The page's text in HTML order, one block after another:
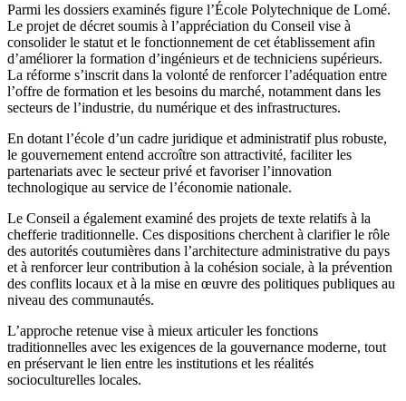
Parmi les dossiers examinés figure l’École Polytechnique de Lomé.
Le projet de décret soumis à l’appréciation du Conseil vise à
consolider le statut et le fonctionnement de cet établissement afin
d’améliorer la formation d’ingénieurs et de techniciens supérieurs.
La réforme s’inscrit dans la volonté de renforcer l’adéquation entre
l’offre de formation et les besoins du marché, notamment dans les
secteurs de l’industrie, du numérique et des infrastructures.
En dotant l’école d’un cadre juridique et administratif plus robuste,
le gouvernement entend accroître son attractivité, faciliter les
partenariats avec le secteur privé et favoriser l’innovation
technologique au service de l’économie nationale.
Le Conseil a également examiné des projets de texte relatifs à la
chefferie traditionnelle. Ces dispositions cherchent à clarifier le rôle
des autorités coutumières dans l’architecture administrative du pays
et à renforcer leur contribution à la cohésion sociale, à la prévention
des conflits locaux et à la mise en œuvre des politiques publiques au
niveau des communautés.
L’approche retenue vise à mieux articuler les fonctions
traditionnelles avec les exigences de la gouvernance moderne, tout
en préservant le lien entre les institutions et les réalités
socioculturelles locales.